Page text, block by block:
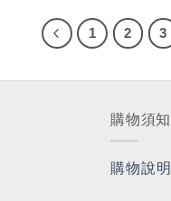
1 2 3
購物須知
購物說明